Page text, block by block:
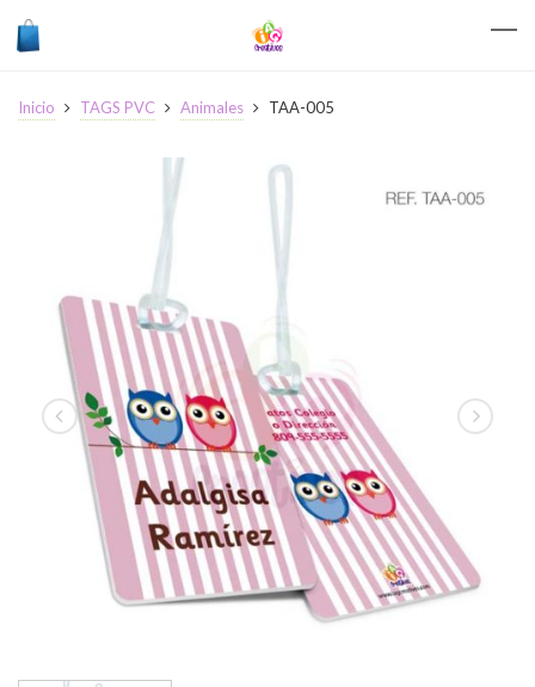
Inicio TAGS PVC Animales TAA-005